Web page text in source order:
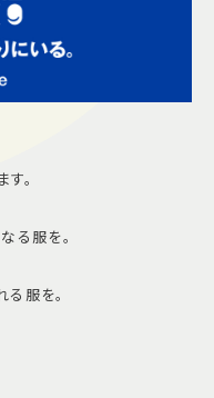
募集
シーポリシー
。
る服を。
服を。